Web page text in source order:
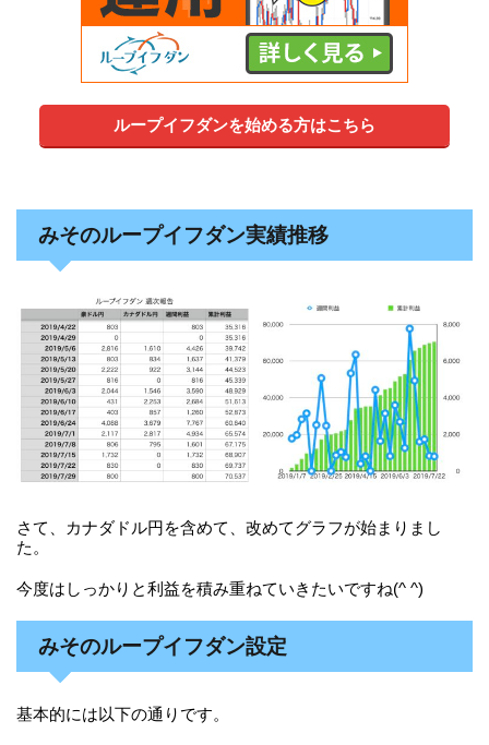
ループイフダンを始める方はこちら
みそのループイフダン実績推移
さて、カナダドル円を含めて、改めてグラフが始まりまし
た。
今度はしっかりと利益を積み重ねていきたいですね(^ ^)
みそのループイフダン設定
基本的には以下の通りです。